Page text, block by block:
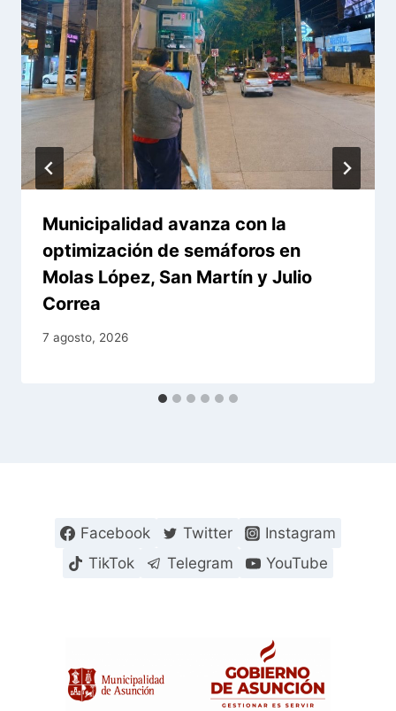
Municipalidad avanza con la
optimización de semáforos en
Molas López, San Martín y Julio
Correa
7 agosto, 2026
Facebook Twitter
Instagram
TikTok
Telegram YouTube